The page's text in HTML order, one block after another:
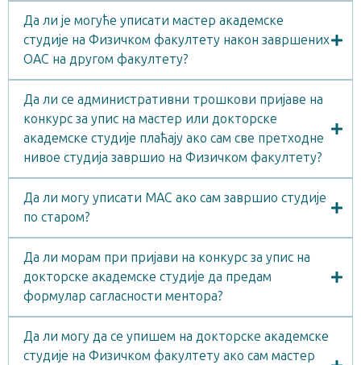
Да ли је могуће уписати мастер академске
студије на Физичком факултету након завршених
ОАС на другом факултету?
Да ли се административни трошкови пријаве на
конкурс за упис на мастер или докторске
академске студије плаћају ако сам све претходне
нивое студија завршио на Физичком факултету?
Да ли могу уписати МАС ако сам завршио студије
по старом?
Да ли морам при пријави на конкурс за упис на
докторске академске студије да предам
формулар сагласности ментора?
Да ли могу да се упишем на докторске академске
студије на Физичком факултету ако сам мастер